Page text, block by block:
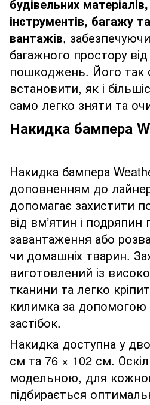
будівельних
інструментів, багажу
вантажів,
багажного простору від
пошкоджень. Його так
встановити, як і
само легко зняти та
Накидка бампера
Накидка бампера
доповненням до
допомагає захистити
від вм’ятин і подряпин
завантаження або
чи домашніх тварин.
виготовлений із
тканини та легко
килимка за допомогою
застібок.
Накидка доступна у
см та 76 × 102 см.
модельною, для
підбирається